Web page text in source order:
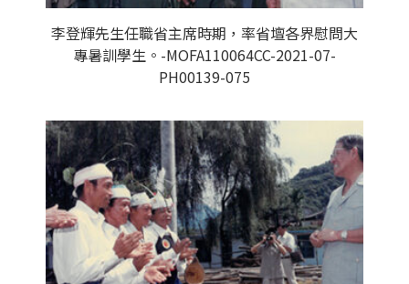
李登輝先生任職省主席時期，率省壇各界慰問大
專暑訓學生。-MOFA110064CC-2021-07-
PH00139-075